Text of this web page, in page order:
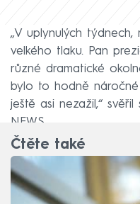
„V uplynulých
velkého tlaku. Pan
různé dramatické
bylo to hodně
ještě asi nezažil,“
NEWS.
Čtěte také